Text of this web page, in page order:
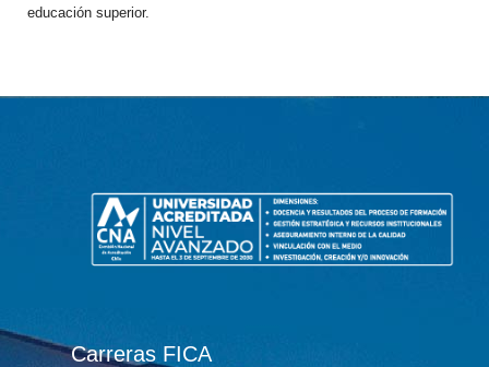
educación superior.
Carreras FICA